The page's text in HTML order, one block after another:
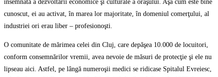
însemnată a dezvoltării economice şi culturale a oraşului. Aşa cum este bine
cunoscut, ei au activat, în marea lor majoritate, în domeniul comerţului, al
industriei ori erau liber – profesionoşti.
O comunitate de mărimea celei din Cluj, care depăşea 10.000 de locuitori,
conform consemnărilor vremii, avea nevoie de măsuri de protecţie şi ele nu
lipseau aici. Astfel, pe lângă numeroşii medici se ridicase Spitalul Evreiesc,